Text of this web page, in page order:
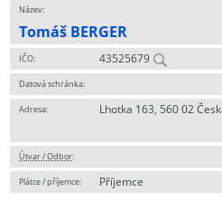
Název:
Tomáš BERGER
IČO: 43525679
Datová schránka:
Adresa: Lhotka 163, 560 02
Útvar / Odbor:
Plátce / příjemce: Příjemce